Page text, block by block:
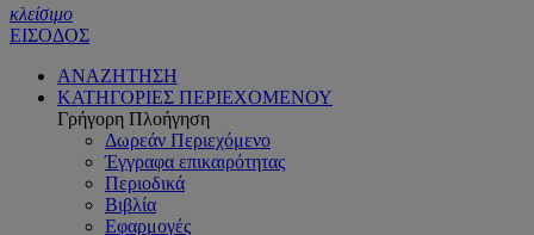
κλείσιμο
ΕΙΣΟΔΟΣ
ΑΝΑΖΗΤΗΣΗ
ΚΑΤΗΓΟΡΙΕΣ ΠΕΡΙΕΧΟΜΕΝΟΥ
Γρήγορη Πλοήγηση
Δωρεάν Περιεχόμενο
Έγγραφα επικαιρότητας
Περιοδικά
Βιβλία
Εφαρμογές